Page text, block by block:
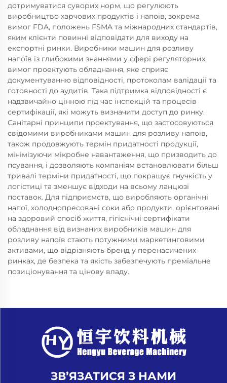
дотримуватися суворих норм, що регулюють
виробництво харчових продуктів і напоїв, зокрема
вимог FDA, положень FSMA та міжнародних стандартів,
яким клієнти повинні відповідати для виходу на
експортні ринки. Виробники машин для розливу
напоїв із глибокими знаннями у сфері регуляторних
вимог проектують обладнання, яке сприяє
документуванню відповідності, протоколам валідації та
готовності до аудитів. Така підтримка відповідності є
надзвичайно цінною під час інспекцій та процесів
сертифікації, які можуть визначити доступ до ринку.
Санітарні принципи проектування, що застосовуються
свідомими виробниками машин для розливу напоїв,
також продовжують термін придатності продукції,
мінімізуючи мікробне навантаження, що призводить до
псування, і дозволяють компаніям встановлювати більш
тривалі терміни придатності, що покращує гнучкість у
логістиці та зменшує відходи на всьому ланцюзі
поставок. Для підприємств, що виробляють органічні
напої, холоднопресовані соки або продукти, орієнтовані
на здоровий спосіб життя, гігієнічні сертифікати
обладнання від визнаних виробників машин для
розливу напоїв стають потужними маркетинговими
активами, що відрізняють бренд у перенасичених
ринках, де безпека та якість забезпечують преміальне
позиціонування та цінову владу.
ЗВ’ЯЗАТИСЯ З НАМИ